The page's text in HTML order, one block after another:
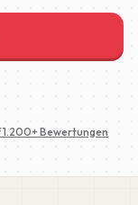
Bewertungen